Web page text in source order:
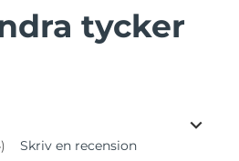
tycker
Skriv en recension